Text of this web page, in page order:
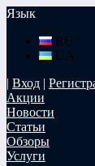
Язык
RU
UA
| Вход |
Акции
Новости
Статьи
Обзоры
Услуги